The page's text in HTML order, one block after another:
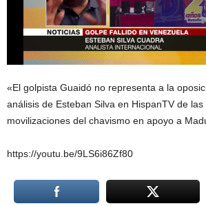
«El golpista Guaidó no representa a la
análisis de Esteban Silva en HispanTV de las
movilizaciones del chavismo en apoyo a
https://youtu.be/9LS6i86Zf80